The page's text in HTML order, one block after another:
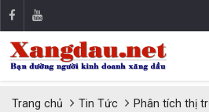
Trang chủ Tin Tức
Phân tích thị